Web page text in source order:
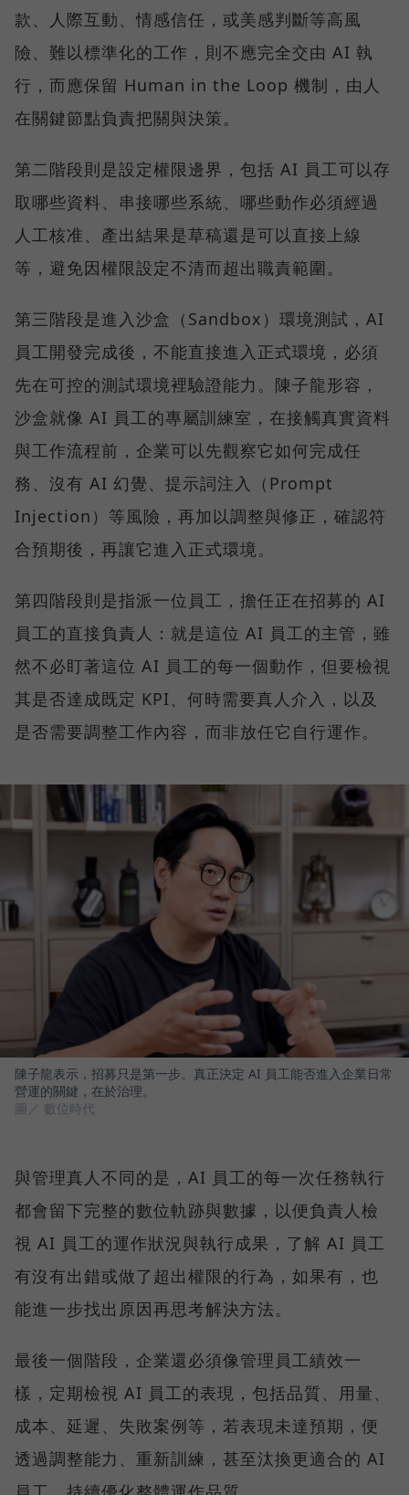
款、人際互動、情感信任，或美感判斷等高風
險、難以標準化的工作，則不應完全交由 AI 執
行，而應保留 Human in the Loop 機制，由人
在關鍵節點負責把關與決策。
第二階段則是設定權限邊界，包括 AI 員工可以存
取哪些資料、串接哪些系統、哪些動作必須經過
人工核准、產出結果是草稿還是可以直接上線
等，避免因權限設定不清而超出職責範圍。
第三階段是進入沙盒（Sandbox）環境測試，AI
員工開發完成後，不能直接進入正式環境，必須
先在可控的測試環境裡驗證能力。陳子龍形容，
沙盒就像 AI 員工的專屬訓練室，在接觸真實資料
與工作流程前，企業可以先觀察它如何完成任
務、沒有 AI 幻覺、提示詞注入（Prompt
Injection）等風險，再加以調整與修正，確認符
合預期後，再讓它進入正式環境。
第四階段則是指派一位員工，擔任正在招募的 AI
員工的直接負責人：就是這位 AI 員工的主管，雖
然不必盯著這位 AI 員工的每一個動作，但要檢視
其是否達成既定 KPI、何時需要真人介入，以及
是否需要調整工作內容，而非放任它自行運作。
陳子龍表示，招募只是第一步。真正決定 AI 員工能否進入企業日常
營運的關鍵，在於治理。
圖／ 數位時代
與管理真人不同的是，AI 員工的每一次任務執行
都會留下完整的數位軌跡與數據，以便負責人檢
視 AI 員工的運作狀況與執行成果，了解 AI 員工
有沒有出錯或做了超出權限的行為，如果有，也
能進一步找出原因再思考解決方法。
最後一個階段，企業還必須像管理員工績效一
樣，定期檢視 AI 員工的表現，包括品質、用量、
成本、延遲、失敗案例等，若表現未達預期，便
透過調整能力、重新訓練，甚至汰換更適合的 AI